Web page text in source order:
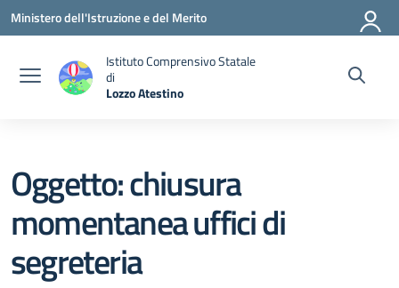
Vai ai contenuti
Vai al menu di navigazione
Vai al footer
Ministero dell'Istruzione e del Merito
Istituto Comprensivo Statale
di
Lozzo Atestino
Oggetto: chiusura
momentanea uffici di
segreteria